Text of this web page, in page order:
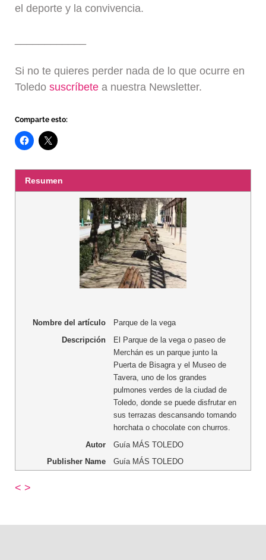
el deporte y la convivencia.
Si no te quieres perder nada de lo que ocurre en
Toledosuscríbete a nuestra Newsletter.
Comparte esto:
Resumen
Nombre del artículo
Parque de la vega
Descripción
El Parque de la vega o paseo de
Merchán es un parque junto la
Puerta de Bisagra y el Museo de
Tavera, uno de los grandes
pulmones verdes de la ciudad de
Toledo, donde se puede disfrutar en
sus terrazas descansando tomando
horchata o chocolate con churros.
Autor
Guía MÁS TOLEDO
Publisher Name
Guía MÁS TOLEDO
< >